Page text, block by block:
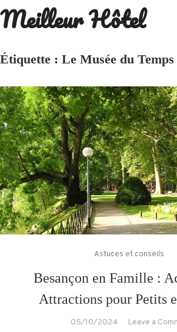
Skip
to
Meilleur Hôtel
Étiquette : Le Musée du Temps
Astuces et conseils
Besançon en Famille :
Attractions pour Petits
05/10/2024 Leave a